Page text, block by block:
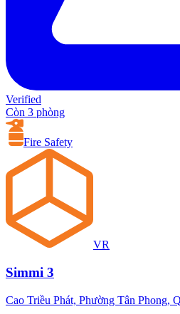
Verified
Còn 3 phòng
Fire Safety
VR
Simmi 3
Cao Triều Phát, Phường Tân Phong,